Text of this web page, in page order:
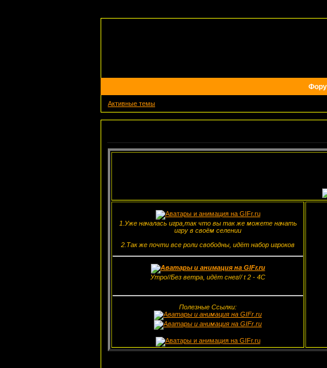
Активные темы
1.Уже началась игра,так что вы так же можете начать
игру в своём селении
2.Так же почти все роли свободны, идёт набор игроков
Утро//Без ветра, идёт снег// t 2 - 4С
Полезные Ссылки: